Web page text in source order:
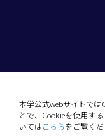
本学公式webサイトでは
とで、Cookieを使用す
いてはこちらをご覧くだ
10-13 Dogo-